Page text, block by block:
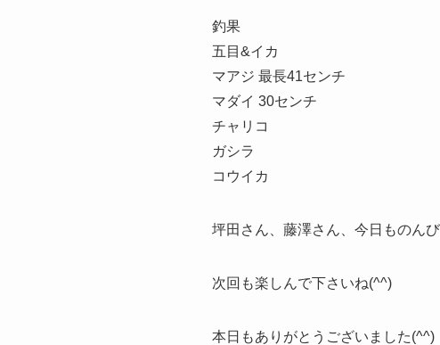
釣果
五目&イカ
マアジ 最長41センチ
マダイ 30センチ
チャリコ
ガシラ
コウイカ
坪田さん、藤澤さん、今日ものん
次回も楽しんで下さいね(^^)
本日もありがとうございました(^^)